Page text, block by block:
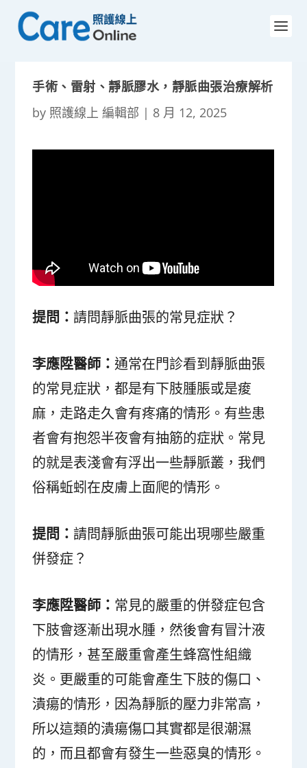
手術、雷射、靜脈膠水，靜脈曲張治療解析
by 照護線上 編輯部 | 8 月 12, 2025
提問：請問靜脈曲張的常見症狀？
李應陞醫師：通常在門診看到靜脈曲張
的常見症狀，都是有下肢腫脹或是痠
麻，走路走久會有疼痛的情形。有些患
者會有抱怨半夜會有抽筋的症狀。常見
的就是表淺會有浮出一些靜脈叢，我們
俗稱蚯蚓在皮膚上面爬的情形。
提問：請問靜脈曲張可能出現哪些嚴重
併發症？
李應陞醫師： 常見的嚴重的併發症包含
下肢會逐漸出現水腫，然後會有冒汁液
的情形，甚至嚴重會產生蜂窩性組織
炎。更嚴重的可能會產生下肢的傷口、
潰瘍的情形，因為靜脈的壓力非常高，
所以這類的潰瘍傷口其實都是很潮濕
的，而且都會有發生一些惡臭的情形。